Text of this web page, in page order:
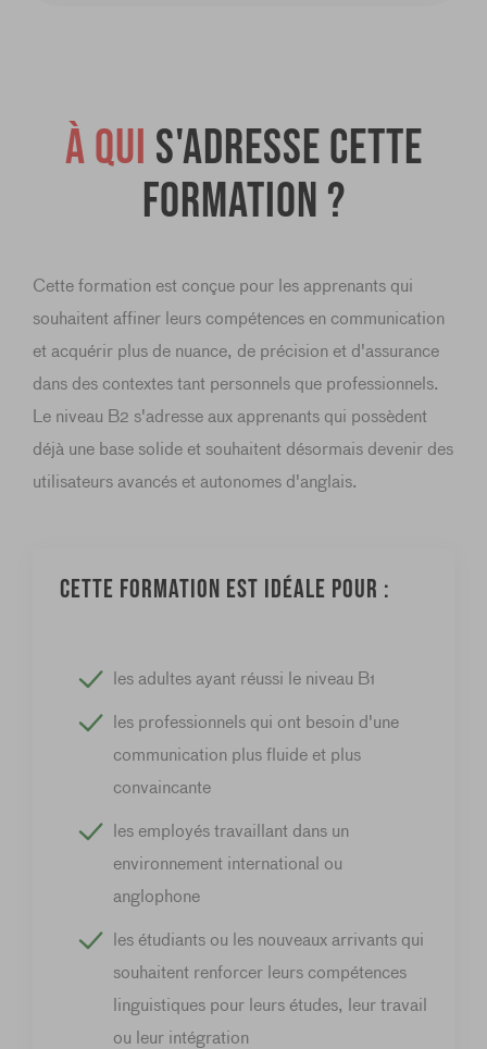
À qui s'adresse cette
formation ?
Cette formation est conçue pour les apprenants qui
souhaitent affiner leurs compétences en communication
et acquérir plus de nuance, de précision et d'assurance
dans des contextes tant personnels que professionnels.
Le niveau B2 s'adresse aux apprenants qui possèdent
déjà une base solide et souhaitent désormais devenir des
utilisateurs avancés et autonomes d'anglais.
Cette formation est idéale pour :
les adultes ayant réussi le niveau B1
les professionnels qui ont besoin d'une
communication plus fluide et plus
convaincante
les employés travaillant dans un
environnement international ou
anglophone
les étudiants ou les nouveaux arrivants qui
souhaitent renforcer leurs compétences
linguistiques pour leurs études, leur travail
ou leur intégration